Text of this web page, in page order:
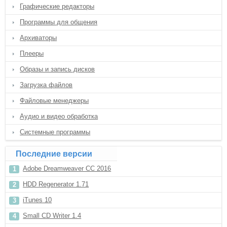
Графические редакторы
Программы для общения
Архиваторы
Плееры
Образы и запись дисков
Загрузка файлов
Файловые менеджеры
Аудио и видео обработка
Системные программы
Последние версии
Adobe Dreamweaver CC 2016
HDD Regenerator 1.71
iTunes 10
Small CD Writer 1.4